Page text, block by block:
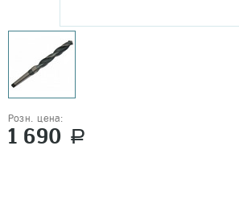
Розн. цена:
1 690 a